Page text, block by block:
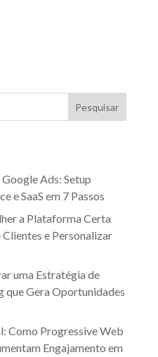
Pesquisar
Ads: Setup
e SaaS em 7 Passos
a Plataforma Certa
e Personalizar
uma Estratégia de
Gera Oportunidades
Como Progressive Web
Engajamento em